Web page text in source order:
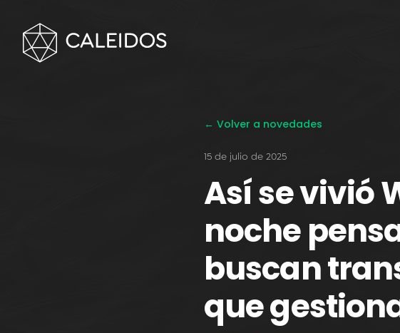
← Volver a novedades
15 de julio de 2025
Así se vivió
noche
buscan
que